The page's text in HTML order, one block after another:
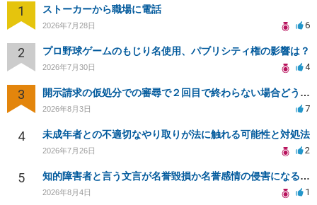
1 ストーカーから職場に電話
2026年7月28日 6
2 プロ野球ゲームのもじり名使用、パブリシティ権の影響は？
2026年7月30日 4
3 開示請求の仮処分での審尋で２回目で終わらない場合どうしたらいいですか
2026年8月3日 7
4 未成年者との不適切なやり取りが法に触れる可能性と対処法
2026年7月26日 2
5 知的障害者と言う文言が名誉毀損か名誉感情の侵害になるか教えてほしい。
2026年8月4日 1